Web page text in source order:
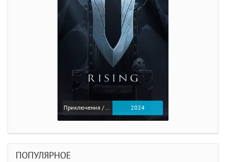
Приключения / Экшен 2024
ПОПУЛЯРНОЕ